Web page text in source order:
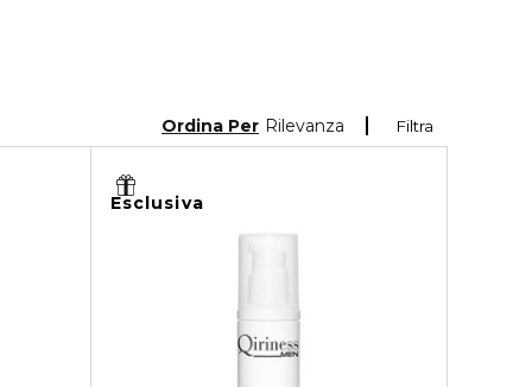
Filtra
Ordina Per Rilevanza
Esclusiva